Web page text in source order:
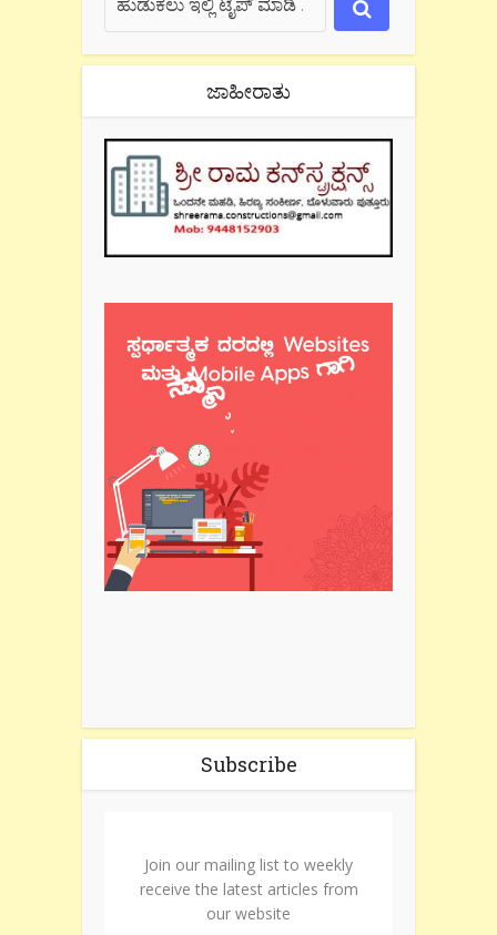
ಜಾಹೀರಾತು
Subscribe
Join our mailing list to weekly
receive the latest articles from
our website